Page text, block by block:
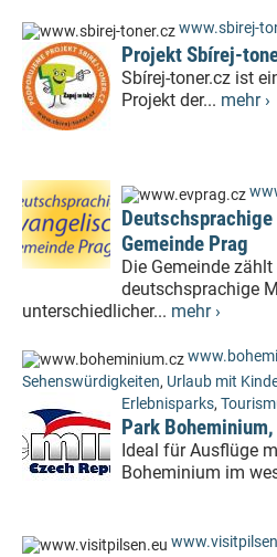
www.sbirej-
Projekt Sbírej-
Sbírej-toner.cz ist
Projekt der... mehr ›
Gemeinde Prag
Die Gemeinde
deutschsprachige
unterschiedlicher... mehr ›
Sehenswürdigkeiten, Urlaub mit
Erlebnisparks,
Park
Ideal für Ausflüge
Boheminium im